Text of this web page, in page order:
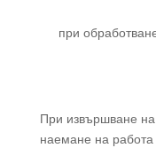
при
При извършване
наемане на